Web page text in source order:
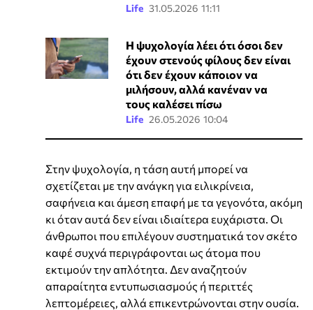
Life 31.05.2026 11:11
Η ψυχολογία λέει ότι όσοι δεν
έχουν στενούς φίλους δεν είναι
ότι δεν έχουν κάποιον να
μιλήσουν, αλλά κανέναν να
τους καλέσει πίσω
Life 26.05.2026 10:04
Στην ψυχολογία, η τάση αυτή μπορεί να
σχετίζεται με την ανάγκη για ειλικρίνεια,
σαφήνεια και άμεση επαφή με τα γεγονότα, ακόμη
κι όταν αυτά δεν είναι ιδιαίτερα ευχάριστα. Οι
άνθρωποι που επιλέγουν συστηματικά τον σκέτο
καφέ συχνά περιγράφονται ως άτομα που
εκτιμούν την απλότητα. Δεν αναζητούν
απαραίτητα εντυπωσιασμούς ή περιττές
λεπτομέρειες, αλλά επικεντρώνονται στην ουσία.